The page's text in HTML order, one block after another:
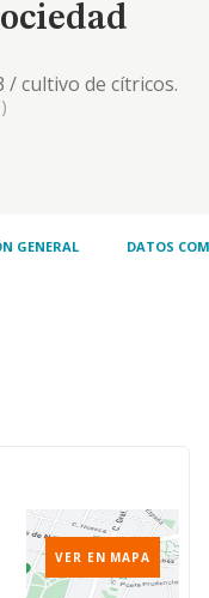
/ cultivo de cítricos.
promoción
las actividades
profesional, la
mera
GENERAL DATOS
VER EN MAPA